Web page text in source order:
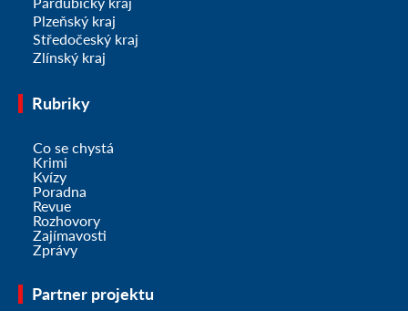
Plzeňský kraj
Středočeský kraj
Zlínský kraj
Rubriky
Co se chystá
Krimi
Kvízy
Poradna
Revue
Rozhovory
Zajímavosti
Zprávy
Partner projektu